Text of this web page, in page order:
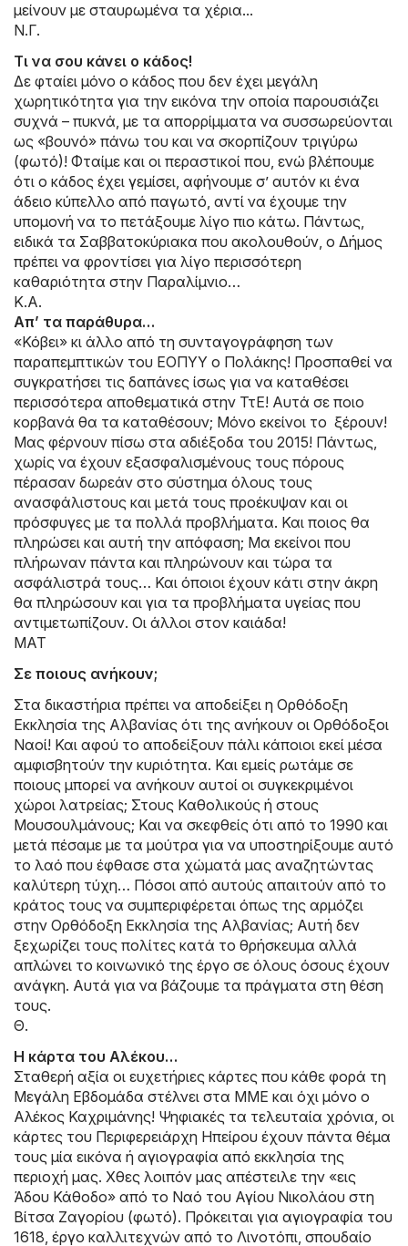
μείνουν με σταυρωμένα τα χέρια...
Ν.Γ.
Τι να σου κάνει ο κάδος!
Δε φταίει μόνο ο κάδος που δεν έχει μεγάλη
χωρητικότητα για την εικόνα την οποία παρουσιάζει
συχνά – πυκνά, με τα απορρίμματα να συσσωρεύονται
ως «βουνό» πάνω του και να σκορπίζουν τριγύρω
(φωτό)! Φταίμε και οι περαστικοί που, ενώ βλέπουμε
ότι ο κάδος έχει γεμίσει, αφήνουμε σ’ αυτόν κι ένα
άδειο κύπελλο από παγωτό, αντί να έχουμε την
υπομονή να το πετάξουμε λίγο πιο κάτω. Πάντως,
ειδικά τα Σαββατοκύριακα που ακολουθούν, ο Δήμος
πρέπει να φροντίσει για λίγο περισσότερη
καθαριότητα στην Παραλίμνιο…
Κ.Α.
Aπ’ τα παράθυρα…
«Κόβει» κι άλλο από τη συνταγογράφηση των
παραπεμπτικών του ΕΟΠΥΥ ο Πολάκης! Προσπαθεί να
συγκρατήσει τις δαπάνες ίσως για να καταθέσει
περισσότερα αποθεματικά στην ΤτΕ! Αυτά σε ποιο
κορβανά θα τα καταθέσουν; Μόνο εκείνοι το ξέρουν!
Μας φέρνουν πίσω στα αδιέξοδα του 2015! Πάντως,
χωρίς να έχουν εξασφαλισμένους τους πόρους
πέρασαν δωρεάν στο σύστημα όλους τους
ανασφάλιστους και μετά τους προέκυψαν και οι
πρόσφυγες με τα πολλά προβλήματα. Και ποιος θα
πληρώσει και αυτή την απόφαση; Μα εκείνοι που
πλήρωναν πάντα και πληρώνουν και τώρα τα
ασφάλιστρά τους… Και όποιοι έχουν κάτι στην άκρη
θα πληρώσουν και για τα προβλήματα υγείας που
αντιμετωπίζουν. Οι άλλοι στον καιάδα!
ΜΑΤ
Σε ποιους ανήκουν;
Στα δικαστήρια πρέπει να αποδείξει η Ορθόδοξη
Εκκλησία της Αλβανίας ότι της ανήκουν οι Ορθόδοξοι
Ναοί! Και αφού το αποδείξουν πάλι κάποιοι εκεί μέσα
αμφισβητούν την κυριότητα. Και εμείς ρωτάμε σε
ποιους μπορεί να ανήκουν αυτοί οι συγκεκριμένοι
χώροι λατρείας; Στους Καθολικούς ή στους
Μουσουλμάνους; Και να σκεφθείς ότι από το 1990 και
μετά πέσαμε με τα μούτρα για να υποστηρίξουμε αυτό
το λαό που έφθασε στα χώματά μας αναζητώντας
καλύτερη τύχη… Πόσοι από αυτούς απαιτούν από το
κράτος τους να συμπεριφέρεται όπως της αρμόζει
στην Ορθόδοξη Εκκλησία της Αλβανίας; Αυτή δεν
ξεχωρίζει τους πολίτες κατά το θρήσκευμα αλλά
απλώνει το κοινωνικό της έργο σε όλους όσους έχουν
ανάγκη. Αυτά για να βάζουμε τα πράγματα στη θέση
τους.
Θ.
Η κάρτα του Αλέκου…
Σταθερή αξία οι ευχετήριες κάρτες που κάθε φορά τη
Μεγάλη Εβδομάδα στέλνει στα ΜΜΕ και όχι μόνο ο
Αλέκος Καχριμάνης! Ψηφιακές τα τελευταία χρόνια, οι
κάρτες του Περιφερειάρχη Ηπείρου έχουν πάντα θέμα
τους μία εικόνα ή αγιογραφία από εκκλησία της
περιοχή μας. Χθες λοιπόν μας απέστειλε την «εις
Άδου Κάθοδο» από το Ναό του Αγίου Νικολάου στη
Βίτσα Ζαγορίου (φωτό). Πρόκειται για αγιογραφία του
1618, έργο καλλιτεχνών από το Λινοτόπι, σπουδαίο